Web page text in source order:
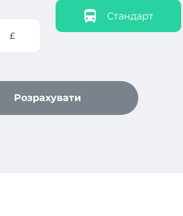
£
Стандарт
Розрахувати